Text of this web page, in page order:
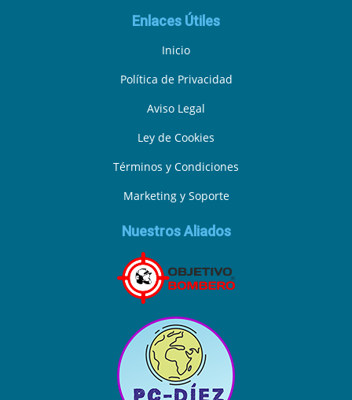
Enlaces Útiles
Inicio
Política de Privacidad
Aviso Legal
Ley de Cookies
Términos y Condiciones
Marketing y Soporte
Nuestros Aliados